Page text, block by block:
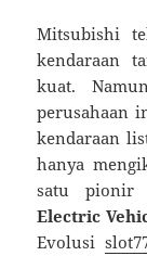
Mitsubishi
kendaraan
kuat.
perusahaan
kendaraan
hanya
satu pionir
Electric
Evolusi